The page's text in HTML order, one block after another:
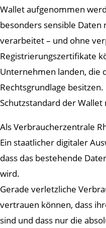
Wallet aufgenommen
besonders sensible Daten
verarbeitet – und ohne
Registrierungszertifikate
Unternehmen landen, die
Rechtsgrundlage
Schutzstandard der
Als Verbraucherzentrale
Ein staatlicher digitaler
dass das bestehende
wird.
Gerade verletzliche
vertrauen können, dass
sind und dass nur die